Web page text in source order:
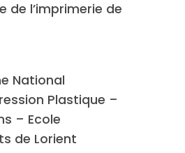
de l’imprimerie de
National
Plastique –
– Ecole
de Lorient